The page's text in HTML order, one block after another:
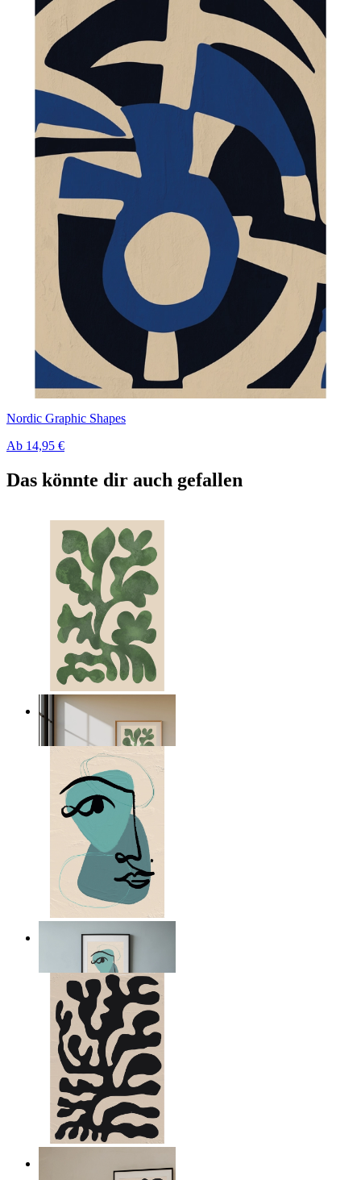
Nordic Graphic Shapes
Ab 14,95 €
Das könnte dir auch gefallen
Nordic Green Forms
14,95 €
Nordic Abstract Portrait
14,95 €